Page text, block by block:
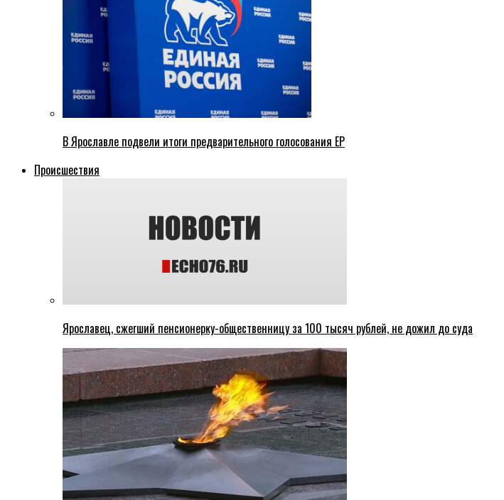
В Ярославле подвели итоги предварительного голосования ЕР
Происшествия
Ярославец, сжегший пенсионерку-общественницу за 100 тысяч рублей, не дожил до суда